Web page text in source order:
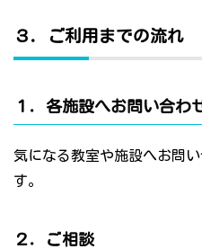
３．ご利用までの流れ
１．各施設へお問い合わ
気になる教室や施設へお問
す。
２．ご相談